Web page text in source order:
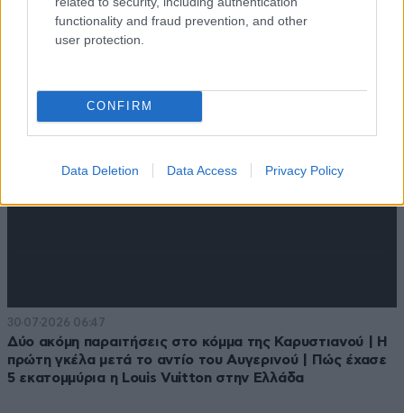
functionality and fraud prevention, and other
user protection.
CONFIRM
Data Deletion Data Access Privacy Policy
παραμείνει καθαρός ο στόχος του κινήματος – Είμαστε
στρατιώτες
30·07·2026 06:47
Δύο ακόμη παραιτήσεις στο κόμμα της Καρυστιανού | Η
πρώτη γκέλα μετά το αντίο του Αυγερινού | Πώς έχασε
5 εκατομμύρια η Louis Vuitton στην Ελλάδα